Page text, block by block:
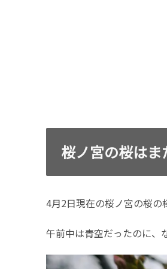
桜ノ宮の桜はま
4月2日現在の桜ノ宮の桜の
午前中は青空だったのに、